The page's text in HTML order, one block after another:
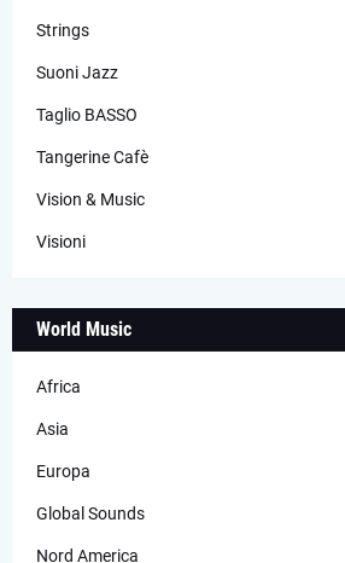
Strings
Suoni Jazz
Taglio BASSO
Tangerine Cafè
Vision & Music
Visioni
World Music
Africa
Asia
Europa
Global Sounds
Nord America